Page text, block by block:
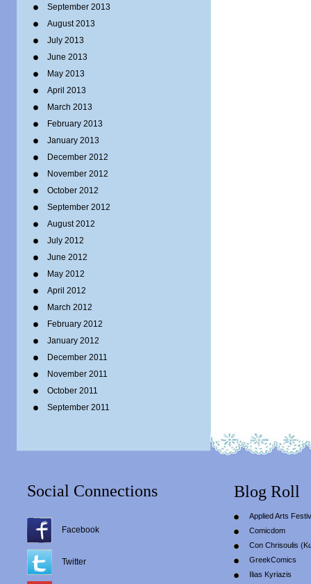
September 2013
August 2013
July 2013
June 2013
May 2013
April 2013
March 2013
February 2013
January 2013
December 2012
November 2012
October 2012
September 2012
August 2012
July 2012
June 2012
May 2012
April 2012
March 2012
February 2012
January 2012
December 2011
November 2011
October 2011
September 2011
Social Connections
Facebook
Twitter
Blog Roll
Applied Arts
Comicdom
Con Chrisoulis
GreekComics
Ilias Kyriazis